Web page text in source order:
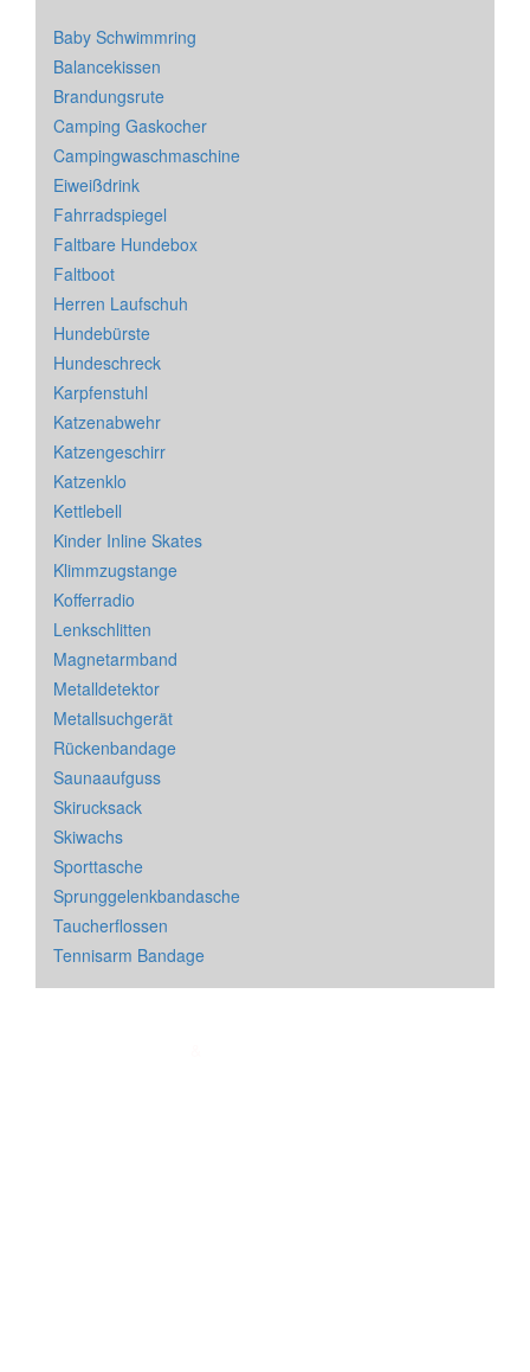
Baby Schwimmring
Balancekissen
Brandungsrute
Camping Gaskocher
Campingwaschmaschine
Eiweißdrink
Fahrradspiegel
Faltbare Hundebox
Faltboot
Herren Laufschuh
Hundebürste
Hundeschreck
Karpfenstuhl
Katzenabwehr
Katzengeschirr
Katzenklo
Kettlebell
Kinder Inline Skates
Klimmzugstange
Kofferradio
Lenkschlitten
Magnetarmband
Metalldetektor
Metallsuchgerät
Rückenbandage
Saunaaufguss
Skirucksack
Skiwachs
Sporttasche
Sprunggelenkbandasche
Taucherflossen
Tennisarm Bandage